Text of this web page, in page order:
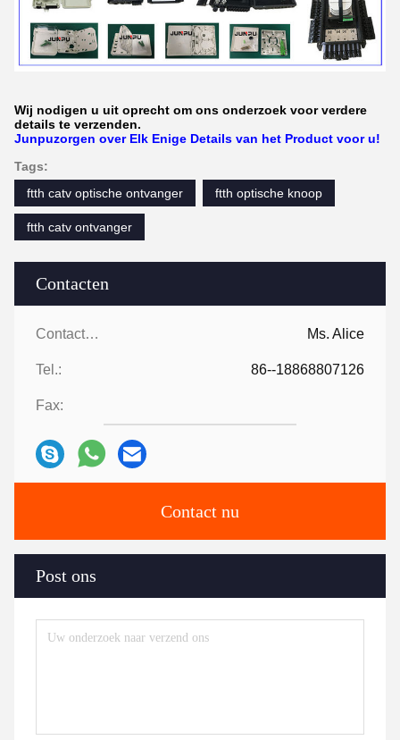
Contacten
Contacten: Ms. Alice
Tel.: 86--18868807126
Fax:
Contact nu
Post ons
Wij nodigen u uit oprecht om ons onderzoek voor verdere
details te verzenden.
Junpuzorgen over Elk Enige Details van het Product voor u!
Tags:
ftth catv optische ontvanger
ftth optische knoop
ftth catv ontvanger